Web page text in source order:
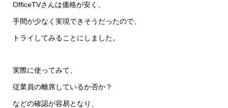
OfficeTVさんは価格が安く、
手間が少なく実現できそうだったので、
トライしてみることにしました。
実際に使ってみて、
従業員の離席しているか否か？
などの確認が容易となり、